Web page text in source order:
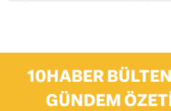
10HABER
GÜNDEM